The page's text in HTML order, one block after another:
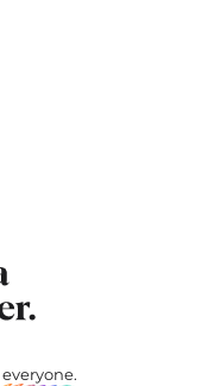
everyone.